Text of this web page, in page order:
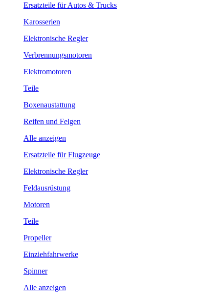
Ersatzteile für Autos & Trucks
Karosserien
Elektronische Regler
Verbrennungsmotoren
Elektromotoren
Teile
Boxenaustattung
Reifen und Felgen
Alle anzeigen
Ersatzteile für Flugzeuge
Elektronische Regler
Feldausrüstung
Motoren
Teile
Propeller
Einziehfahrwerke
Spinner
Alle anzeigen